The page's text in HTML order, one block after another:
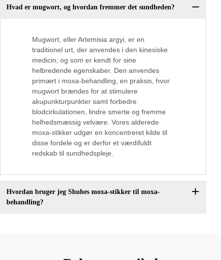
Hvad er mugwort, og hvordan fremmer det sundheden?
Mugwort, eller Artemisia argyi, er en
traditionel urt, der anvendes i den kinesiske
medicin, og som er kendt for sine
helbredende egenskaber. Den anvendes
primært i moxa-behandling, en praksis, hvor
mugwort brændes for at stimulere
akupunkturpunkter samt forbedre
blodcirkulationen, lindre smerte og fremme
helhedsmæssig velvære. Vores alderede
moxa-stikker udgør en koncentreret kilde til
disse fordele og er derfor et værdifuldt
redskab til sundhedspleje.
Hvordan bruger jeg Shuhes moxa-stikker til moxa-
behandling?